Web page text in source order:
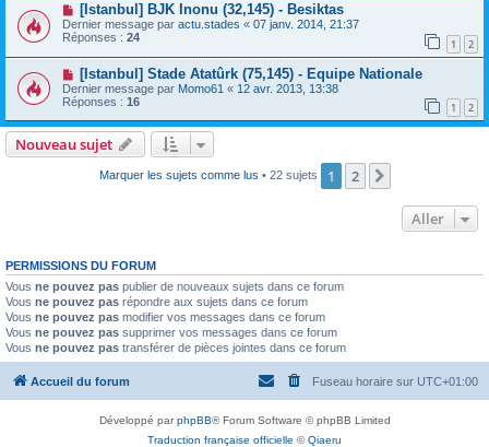
[Istanbul] BJK Inonu (32,145) - Besiktas
Dernier message par actu.stades « 07 janv. 2014, 21:37
Réponses : 24 1 2
[Istanbul] Stade Atatûrk (75,145) - Equipe Nationale
Dernier message par Momo61 « 12 avr. 2013, 13:38
Réponses : 16 1 2
Nouveau sujet
Marquer les sujets comme lus • 22 sujets 1 2
Aller
PERMISSIONS DU FORUM
Vous ne pouvez pas publier de nouveaux sujets dans ce forum
Vous ne pouvez pas répondre aux sujets dans ce forum
Vous ne pouvez pas modifier vos messages dans ce forum
Vous ne pouvez pas supprimer vos messages dans ce forum
Vous ne pouvez pas transférer de pièces jointes dans ce forum
Accueil du forum Fuseau horaire sur UTC+01:00
Développé parphpBB® Forum Software © phpBB Limited
Traduction française officielle ©Qiaeru